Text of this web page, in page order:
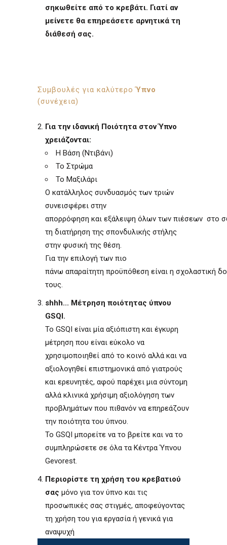
σηκωθείτε από το κρεβάτι. Γιατί αν
μείνετε θα επηρεάσετε αρνητικά τη
διάθεσή σας.
Συμβουλές για καλύτεροΎπνο
(συνέχεια)
Για την ιδανική Ποιότητα στον Ύπνο
χρειάζονται:
Η Βάση (Ντιβάνι)
Το Στρώμα
Το Μαξιλάρι
Ο κατάλληλος συνδυασμός των τριών
συνεισφέρει στην
απορρόφηση και εξάλειψη όλων των πιέσεων στο
τη διατήρηση της σπονδυλικής στήλης
στην φυσική της θέση.
Για την επιλογή των πιο
πάνω απαραίτητη προϋπόθεση είναι η σχολαστική
τους.
shhh... Μέτρηση ποιότητας ύπνου
GSQI.
Το GSQI είναι μία αξιόπιστη και έγκυρη
μέτρηση που είναι εύκολο να
χρησιμοποιηθεί από το κοινό αλλά και να
αξιολογηθεί επιστημονικά από γιατρούς
και ερευνητές, αφού παρέχει μια σύντομη
αλλά κλινικά χρήσιμη αξιολόγηση των
προβλημάτων που πιθανόν να επηρεάζουν
την ποιότητα του ύπνου.
Το GSQI μπορείτε να το βρείτε και να το
συμπληρώσετε σε όλα τα Κέντρα Ύπνου
Gevorest.
Περιορίστε τη χρήση του κρεβατιού
σας μόνο για τον ύπνο και τις
προσωπικές σας στιγμές, αποφεύγοντας
τη χρήση του για εργασία ή γενικά για
αναψυχή